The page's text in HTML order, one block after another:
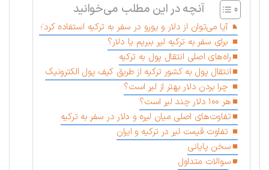
آنچه در این مطلب می‌خوانید
آیا می‌توان از دلار و یورو در سفر به ترکیه استفاده کرد؟
برای سفر به ترکیه لیر ببریم یا دلار؟
راه‌های اصلی انتقال پول به ترکیه
انتقال پول به کشور ترکیه از طریق کیف پول الکترونیک
چرا بردن دلار بهتر از لیر است؟
هر ۱۰۰ دلار چند لیر است؟
تفاوت‌های اصلی میان لیره و دلار در سفر به ترکیه
تفاوت قیمت لیر در ترکیه و ایران
سخن پایانی
سوالات متداول